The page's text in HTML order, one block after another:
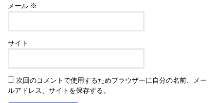
メール ※
サイト
次回のコメントで使用するためブラウザーに自分の名前、メー
ルアドレス、サイトを保存する。